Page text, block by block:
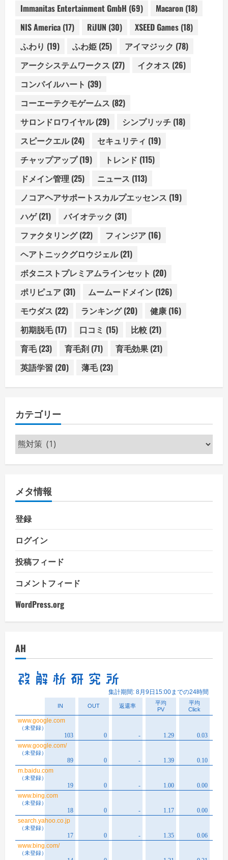
Immanitas Entertainment GmbH (69) Macaron (18)
NIS America (17) RiJUN (30) XSEED Games (18)
ふわり (19) ふわ姫 (25) アイマジック (78)
アークシステムワークス (27) イクオス (26)
コンパイルハート (39)
コーエーテクモゲームス (82)
サロンドロワイヤル(29) シンプリッチ (18)
スピークエル(24) セキュリティ (19)
チャップアップ(19) トレンド (115)
ドメイン管理 (25) ニュース (113)
ノコアヘアサポートスカルプエッセンス (19)
ハゲ(21) バイオテック (31)
ファクタリング(22) フィンジア (16)
ヘアトニックグロウジェル(21)
ボタニストプレミアムラインセット (20)
ポリピュア (31) ムームードメイン (126)
モウダス (22) ランキング(20) 健康 (16)
初期脱毛(17) 口コミ (15) 比較 (21)
育毛(23) 育毛剤 (71) 育毛効果 (21)
英語学習 (20) 薄毛(23)
カテゴリー
カ
テ
ー
メタ情報
登録
ログイン
投稿フィード
コメントフィード
WordPress.org
AH